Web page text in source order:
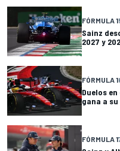
FÓRMULA 1
Sainz
2027 y
FÓRMULA 1
Duelos
gana a
FÓRMULA 1